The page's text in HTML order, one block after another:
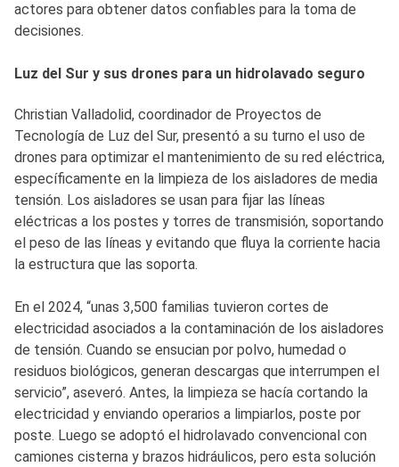
actores para obtener datos confiables para la toma de
decisiones.
Luz del Sur y sus drones para un hidrolavado seguro
Christian Valladolid, coordinador de Proyectos de
Tecnología de Luz del Sur, presentó a su turno el uso de
drones para optimizar el mantenimiento de su red eléctrica,
específicamente en la limpieza de los aisladores de media
tensión. Los aisladores se usan para fijar las líneas
eléctricas a los postes y torres de transmisión, soportando
el peso de las líneas y evitando que fluya la corriente hacia
la estructura que las soporta.
En el 2024, “unas 3,500 familias tuvieron cortes de
electricidad asociados a la contaminación de los aisladores
de tensión. Cuando se ensucian por polvo, humedad o
residuos biológicos, generan descargas que interrumpen el
servicio”, aseveró. Antes, la limpieza se hacía cortando la
electricidad y enviando operarios a limpiarlos, poste por
poste. Luego se adoptó el hidrolavado convencional con
camiones cisterna y brazos hidráulicos, pero esta solución